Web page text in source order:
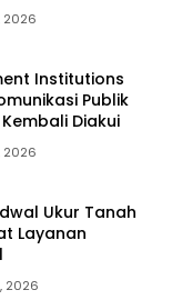
2026
Institutions
Publik
Diakui
2026
Ukur Tanah
Layanan
2026